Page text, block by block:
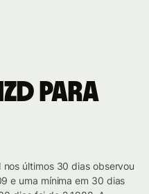
para
últimos 30 dias observou
e uma mínima em 30 dias